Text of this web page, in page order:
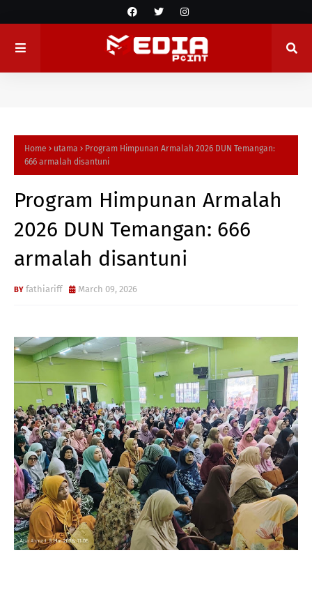
Home utama
Program Himpunan Armalah 2026 DUN Temangan:
666 armalah disantuni
Program Himpunan Armalah
2026 DUN Temangan: 666
armalah disantuni
fathiariff March 09, 2026